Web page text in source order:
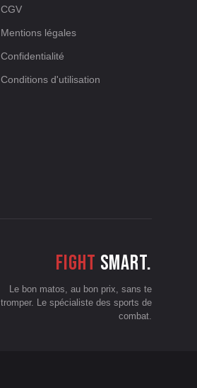
CGV
Mentions légales
Confidentialité
Conditions d'utilisation
Fight smart.
Le bon matos, au bon prix, sans te
tromper. Le spécialiste des sports de
combat.